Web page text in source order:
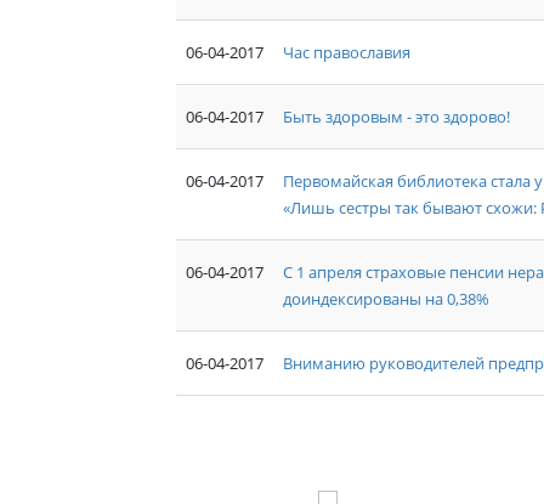
06-04-2017 Час православия
06-04-2017 Быть здоровым - это здорово!
06-04-2017
Первомайская библиотека стала
«Лишь сестры так бывают схожи:
06-04-2017
С 1 апреля страховые пенсии
доиндексированы на 0,38%
06-04-2017 Вниманию руководителей